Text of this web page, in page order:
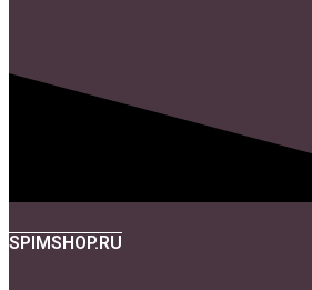
SPIMSHOP.RU